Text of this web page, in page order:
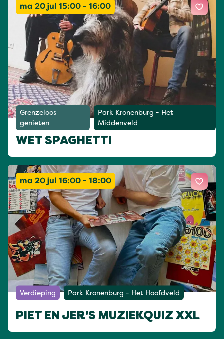
ma 20 jul 15:00 - 16:00
Grenzeloos
genieten
Park Kronenburg - Het
Middenveld
WET SPAGHETTI
ma 20 jul 16:00 - 18:00
Verdieping Park Kronenburg - Het Hoofdveld
PIET EN JER'S MUZIEKQUIZ XXL